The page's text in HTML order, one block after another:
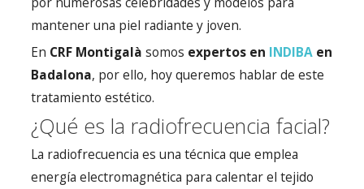
mantener una piel radiante y joven.
En CRF Montigalàsomos expertos en INDIBA en
Badalona, por ello, hoy queremos hablar de este
tratamiento estético.
¿Qué es la radiofrecuencia facial?
La radiofrecuencia es una técnica que emplea
energía electromagnética para calentar el tejido